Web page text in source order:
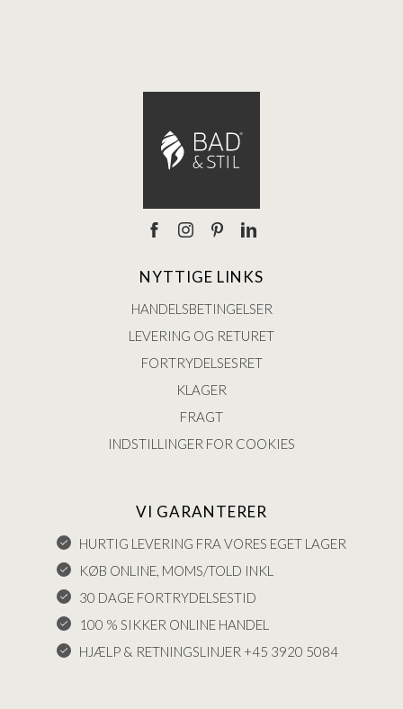
NYTTIGE LINKS
HANDELSBETINGELSER
LEVERING OG RETURET
FORTRYDELSESRET
KLAGER
FRAGT
INDSTILLINGER FOR COOKIES
VI GARANTERER
HURTIG LEVERING FRA VORES EGET LAGER
KØB ONLINE, MOMS/TOLD INKL
30 DAGE FORTRYDELSESTID
100 % SIKKER ONLINE HANDEL
HJÆLP & RETNINGSLINJER +45 3920 5084